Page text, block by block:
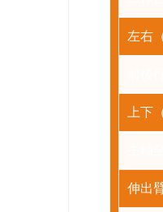
左右
上下
伸出